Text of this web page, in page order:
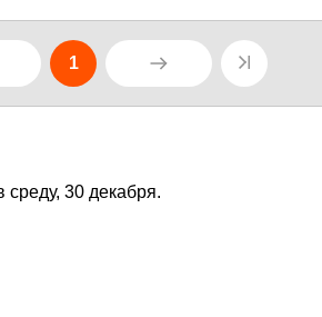
1
30 декабря.